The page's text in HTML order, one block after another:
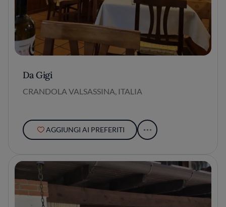
Da Gigi
CRANDOLA VALSASSINA, ITALIA
AGGIUNGI AI PREFERITI